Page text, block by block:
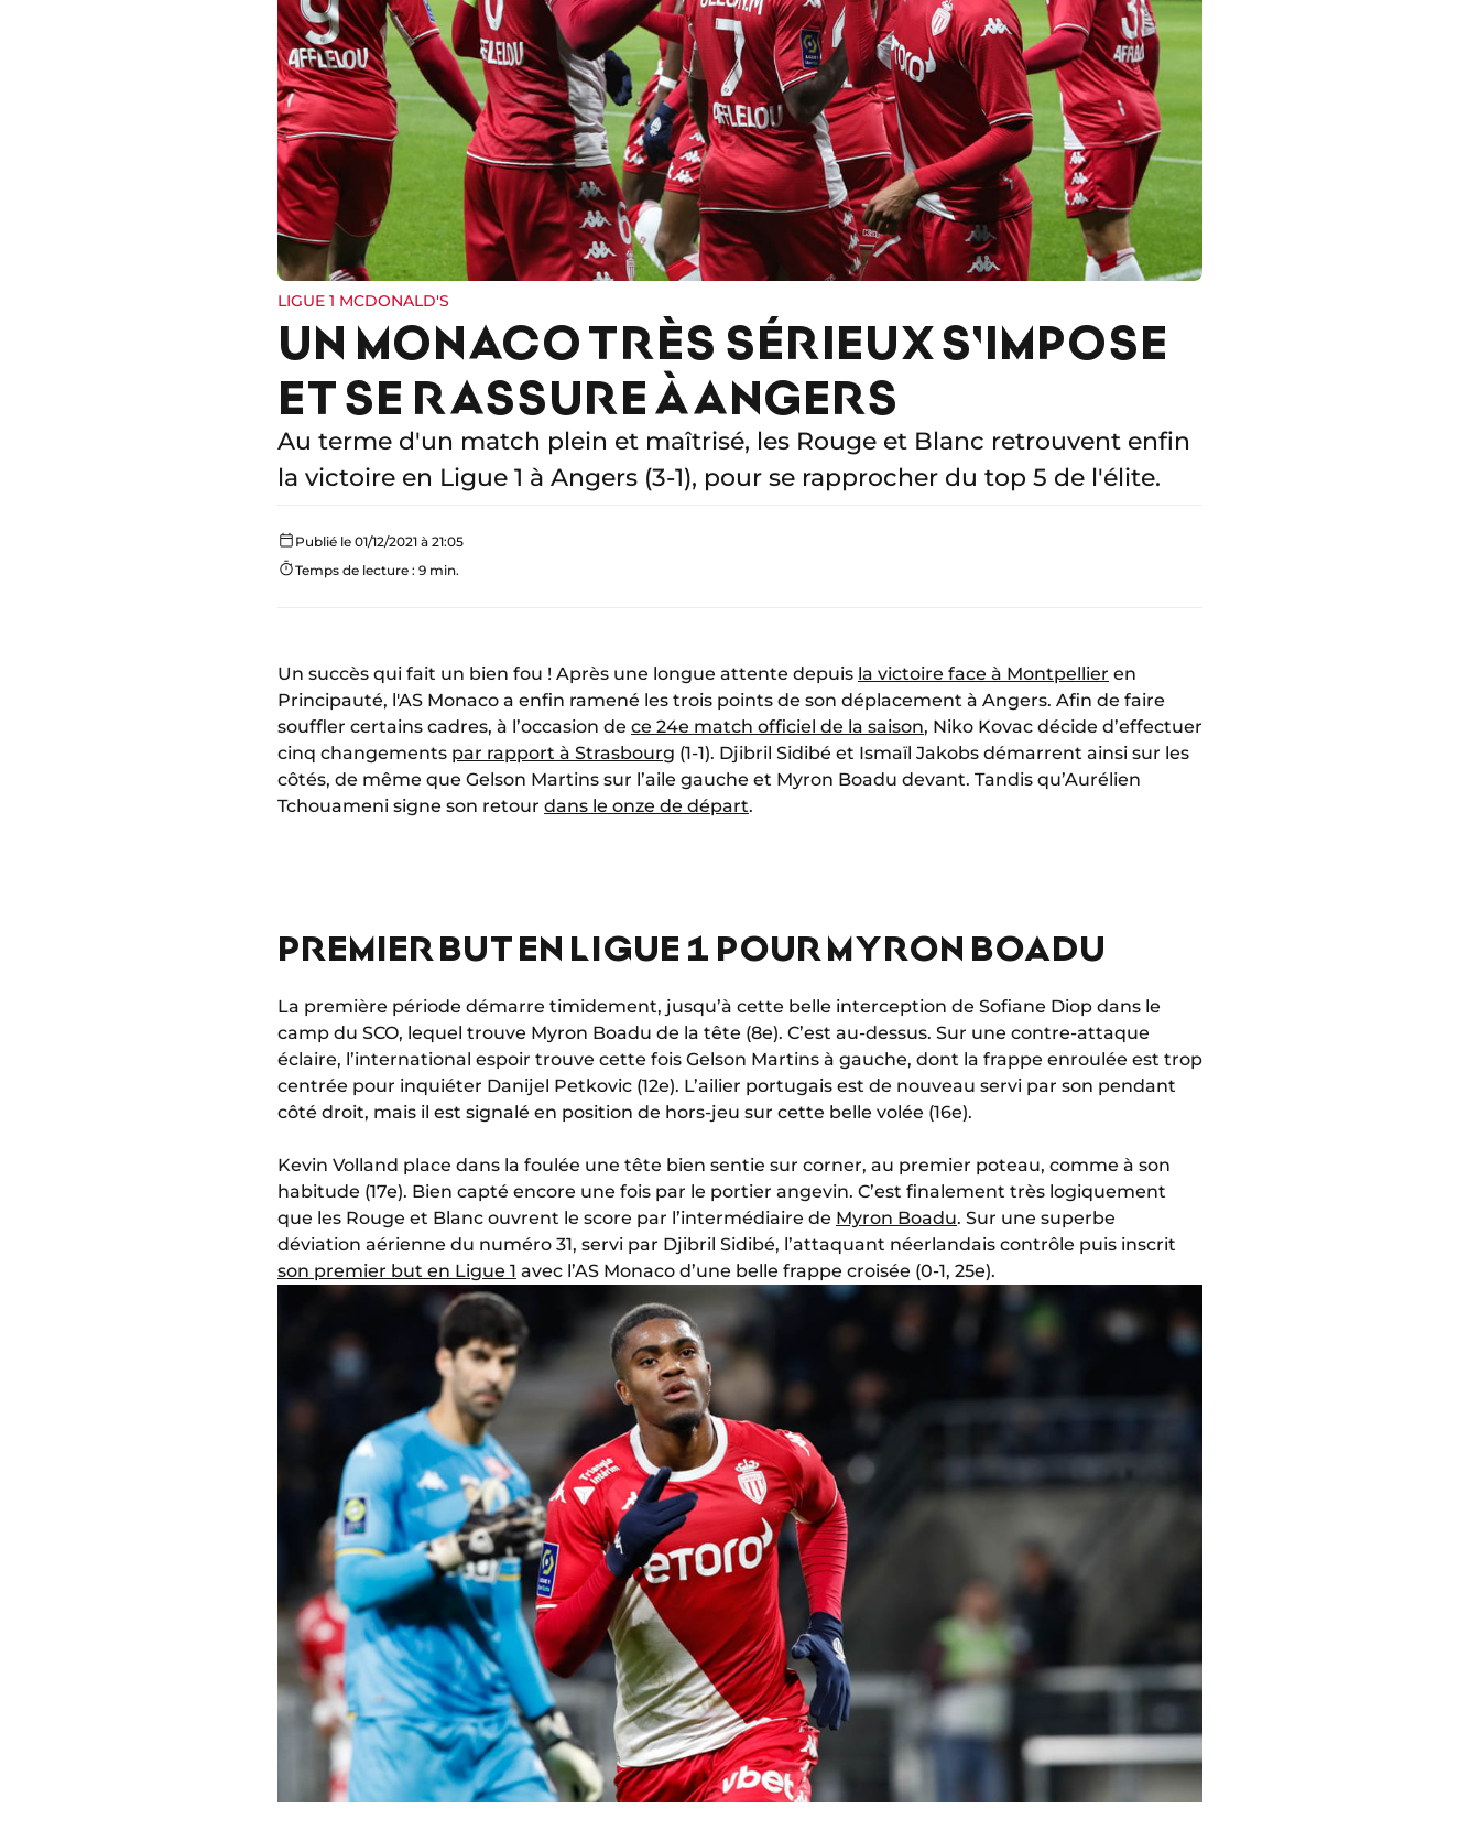
LIGUE 1 MCDONALD'S
UN MONACO TRÈS SÉRIEUX S'IMPOSE
ET SE RASSURE À ANGERS
Au terme d'un match plein et maîtrisé, les Rouge et Blanc retrouvent enfin
la victoire en Ligue 1 à Angers (3-1), pour se rapprocher du top 5 de l'élite.
Publié le 01/12/2021 à 21:05
Temps de lecture : 9 min.
Un succès qui fait un bien fou ! Après une longue attente depuis la victoire face à Montpellier en
Principauté, l'AS Monaco a enfin ramené les trois points de son déplacement à Angers. Afin de faire
souffler certains cadres, à l’occasion de ce 24e match officiel de la saison, Niko Kovac décide d’effectuer
cinq changements par rapport à Strasbourg (1-1). Djibril Sidibé et Ismaïl Jakobs démarrent ainsi sur les
côtés, de même que Gelson Martins sur l’aile gauche et Myron Boadu devant. Tandis qu’Aurélien
Tchouameni signe son retour dans le onze de départ.
PREMIER BUT EN LIGUE 1 POUR MYRON BOADU
La première période démarre timidement, jusqu’à cette belle interception de Sofiane Diop dans le
camp du SCO, lequel trouve Myron Boadu de la tête (8e). C’est au-dessus. Sur une contre-attaque
éclaire, l’international espoir trouve cette fois Gelson Martins à gauche, dont la frappe enroulée est trop
centrée pour inquiéter Danijel Petkovic (12e). L’ailier portugais est de nouveau servi par son pendant
côté droit, mais il est signalé en position de hors-jeu sur cette belle volée (16e).
Kevin Volland place dans la foulée une tête bien sentie sur corner, au premier poteau, comme à son
habitude (17e). Bien capté encore une fois par le portier angevin. C’est finalement très logiquement
que les Rouge et Blanc ouvrent le score par l’intermédiaire de Myron Boadu. Sur une superbe
déviation aérienne du numéro 31, servi par Djibril Sidibé, l’attaquant néerlandais contrôle puis inscrit
son premier but en Ligue 1 avec l’AS Monaco d’une belle frappe croisée (0-1, 25e).